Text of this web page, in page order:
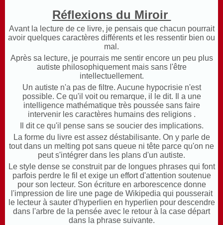
Réflexions du Miroir
Avant la lecture de ce livre, je pensais que chacun pourrait
avoir quelques caractères différents et les ressentir bien ou
mal.
Après sa lecture, je pourrais me sentir encore un peu plus
autiste philosophiquement mais sans l'être
intellectuellement.
Un autiste n'a pas de filtre. Aucune hypocrisie n'est
possible. Ce qu'il voit ou remarque, il le dit. Il a une
intelligence mathématique très poussée sans faire
intervenir les caractères humains des religions .
Il dit ce qu'il pense sans se soucier des implications.
La forme du livre est assez déstabilisante. On y parle de
tout dans un melting pot sans queue ni tête parce qu'on ne
peut s'intégrer dans les plans d'un autiste.
Le style dense se construit par de longues phrases qui font
parfois perdre le fil et exige un effort d'attention soutenue
pour son lecteur. Son écriture en arborescence donne
l'impression de lire une page de Wikipedia qui pousserait
le lecteur à sauter d'hyperlien en hyperlien pour descendre
dans l'arbre de la pensée avec le retour à la case départ
dans la phrase suivante.